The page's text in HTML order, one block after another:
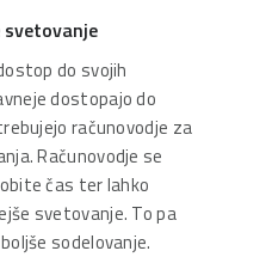
svetovanje
do svojih
dostopajo do
računovodje za
Računovodje se
čas ter lahko
svetovanje. To pa
sodelovanje.